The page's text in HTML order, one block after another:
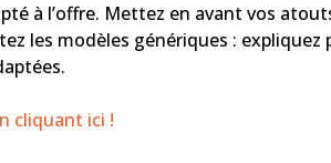
à l’offre. Mettez en avant vos
les modèles génériques :
cliquant ici !